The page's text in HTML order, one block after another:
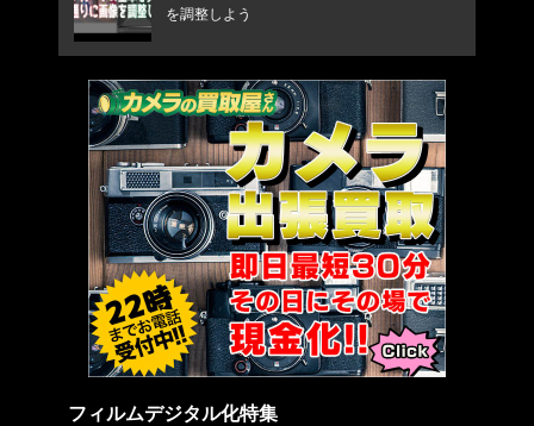
を調整しよう
フィルムデジタル化特集